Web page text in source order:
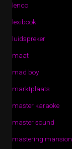
lenco
lexibook
luidspreker
maat
mad boy
marktplaats
master karaoke
master sound
mastering mansion